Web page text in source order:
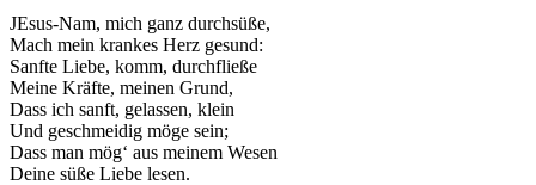
JEsus-Nam, mich ganz durchsüße,
Mach mein krankes Herz gesund:
Sanfte Liebe, komm, durchfließe
Meine Kräfte, meinen Grund,
Dass ich sanft, gelassen, klein
Und geschmeidig möge sein;
Dass man mög‘ aus meinem Wesen
Deine süße Liebe lesen.